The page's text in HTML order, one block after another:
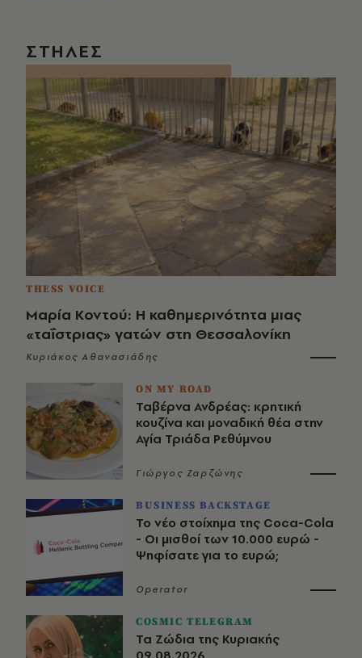
ΣΤΗΛΕΣ
THESS VOICE
Μαρία Κοντού: Η καθημερινότητα μιας
«ταΐστριας» γατών στη Θεσσαλονίκη
Κυριάκος Αθανασιάδης
ON MY ROAD
Ταβέρνα Ανδρέας: κρητική
κουζίνα και μοναδική θέα στην
Αγία Τριάδα Ρεθύμνου
Γιώργος Ζαρζώνης
BUSINESS BACKSTAGE
Το νέο στοίχημα της Coca-Cola
- Οι μισθοί των 10.000 ευρώ -
Ψηφίσατε για το ευρώ;
Operator
COSMIC TELEGRAM
Τα Ζώδια της Κυριακής